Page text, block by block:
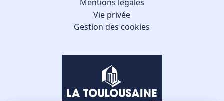
Mentions légales
Vie privée
Gestion des cookies